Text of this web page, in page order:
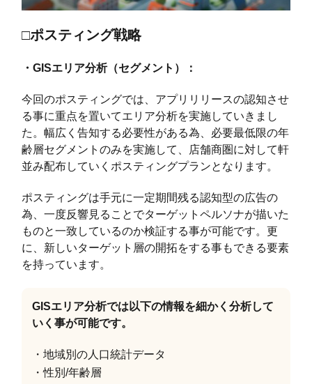
□ポスティング戦略
・GISエリア分析（セグメント）：
今回のポスティングでは、アプリリリースの認知させ
る事に重点を置いてエリア分析を実施していきまし
た。幅広く告知する必要性がある為、必要最低限の年
齢層セグメントのみを実施して、店舗商圏に対して軒
並み配布していくポスティングプランとなります。
ポスティングは手元に一定期間残る認知型の広告の
為、一度反響見ることでターゲットペルソナが描いた
ものと一致しているのか検証する事が可能です。更
に、新しいターゲット層の開拓をする事もできる要素
を持っています。
GISエリア分析では以下の情報を細かく分析して
いく事が可能です。
・地域別の人口統計データ
・性別/年齢層